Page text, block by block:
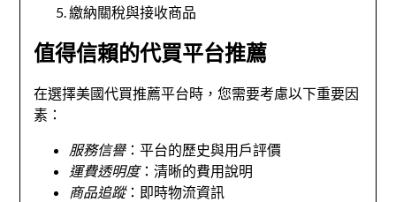
繳納關稅與接收商品
值得信賴的代買平台推薦
在選擇美國代買推薦平台時，您需要考慮以下重要因
素：
服務信譽：平台的歷史與用戶評價
運費透明度：清晰的費用說明
商品追蹤：即時物流資訊